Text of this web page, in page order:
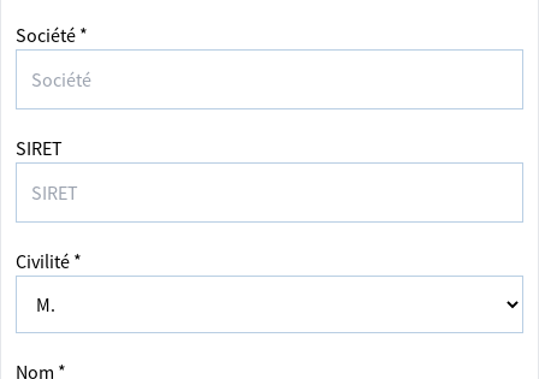
Société *
SIRET
Civilité *
Nom *